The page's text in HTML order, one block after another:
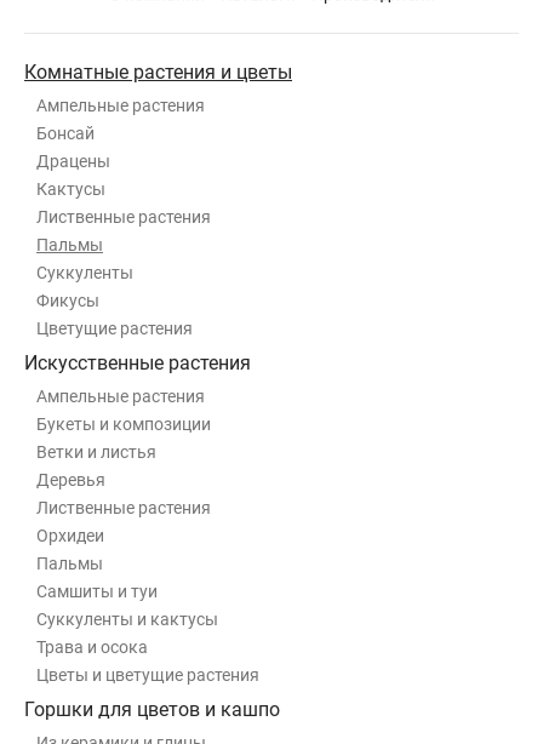
Комнатные растения и цветы
Ампельные растения
Бонсай
Драцены
Кактусы
Лиственные растения
Пальмы
Суккуленты
Фикусы
Цветущие растения
Искусственные растения
Ампельные растения
Букеты и композиции
Ветки и листья
Деревья
Лиственные растения
Орхидеи
Пальмы
Самшиты и туи
Суккуленты и кактусы
Трава и осока
Цветы и цветущие растения
Горшки для цветов и кашпо